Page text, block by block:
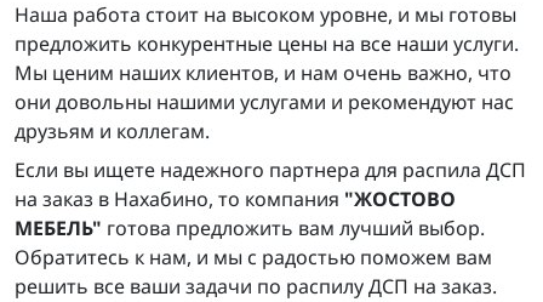
Наша работа стоит на высоком уровне, и мы готовы
предложить конкурентные цены на все наши услуги.
Мы ценим наших клиентов, и нам очень важно, что
они довольны нашими услугами и рекомендуют нас
друзьям и коллегам.
Если вы ищете надежного партнера для распила ДСП
на заказ в Нахабино, то компания "ЖОСТОВО
МЕБЕЛЬ" готова предложить вам лучший выбор.
Обратитесь к нам, и мы с радостью поможем вам
решить все ваши задачи по распилу ДСП на заказ.